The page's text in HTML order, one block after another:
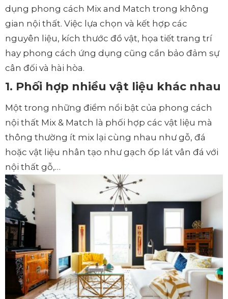
dụng phong cách Mix and Match trong không
gian nội thất. Việc lựa chọn và kết hợp các
nguyên liệu, kích thước đồ vật, họa tiết trang trí
hay phong cách ứng dụng cũng cần bảo đảm sự
cân đối và hài hòa.
1. Phối hợp nhiều vật liệu khác nhau
Một trong những điểm nổi bật của phong cách
nội thất Mix & Match là phối hợp các vật liệu mà
thông thường ít mix lại cùng nhau như gỗ, đá
hoặc vật liệu nhân tạo như gạch ốp lát vân đá với
nội thất gỗ,…